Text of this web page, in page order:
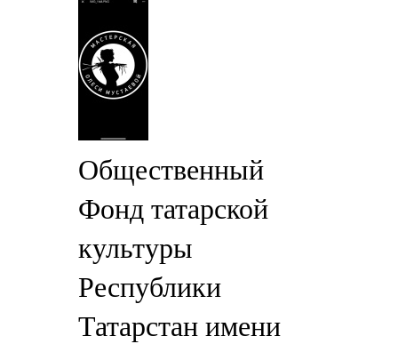
Общественный
Фонд татарской
культуры
Республики
Татарстан имени